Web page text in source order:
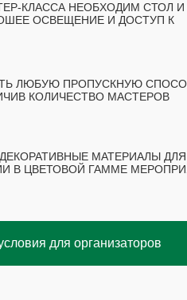
КЛАССА НЕОБХОДИМ СТОЛ И
ОСВЕЩЕНИЕ И ДОСТУП К
ЛЮБУЮ ПРОПУСКНУЮ
КОЛИЧЕСТВО МАСТЕРОВ
МАТЕРИАЛЫ ДЛЯ
В ЦВЕТОВОЙ ГАММЕ
для организаторов